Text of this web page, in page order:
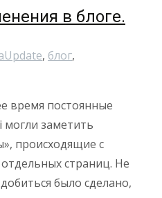
в блоге.
Update, блог,
время постоянные
могли заметить
происходящие с
страниц. Не
было сделано,